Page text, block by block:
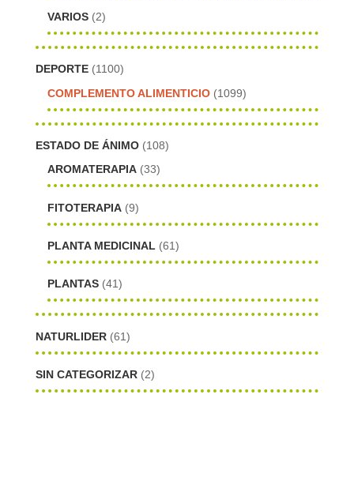
VARIOS (2)
DEPORTE (1100)
COMPLEMENTO ALIMENTICIO (1099)
ESTADO DE ÁNIMO (108)
AROMATERAPIA (33)
FITOTERAPIA (9)
PLANTA MEDICINAL (61)
PLANTAS (41)
NATURLIDER (61)
SIN CATEGORIZAR (2)